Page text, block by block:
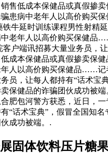
售低成本保健品或真假掺
患病中老年人以高价购买
铁牛延时训练课程男性射精
老年人以高价购买保健品
户端讯招募大量业务员，
成本保健品或真假掺卖保健
人以高价购买保健品……记
员，让每人都持有“话术
保健品的诈骗团伙成功被
肥包河警方获悉，近日，
“话术宝典”，假冒全国知
成功被端。.
固体饮料压片糖